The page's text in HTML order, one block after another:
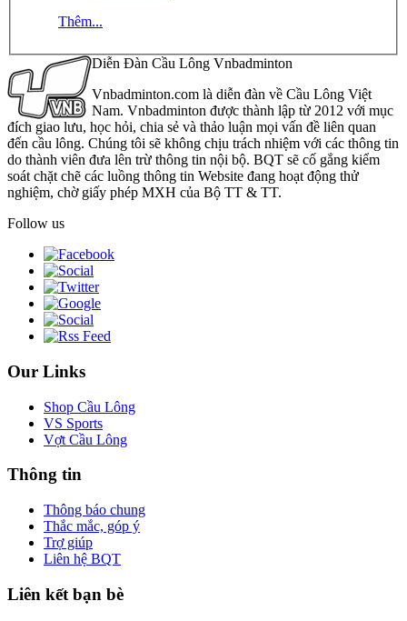
Thêm...
Diễn Đàn Cầu Lông Vnbadminton
Vnbadminton.com là diễn đàn về Cầu Lông Việt
Nam. Vnbadminton được thành lập từ 2012 với mục
đích giao lưu, học hỏi, chia sẻ và thảo luận mọi vấn đề liên quan
đến cầu lông. Chúng tôi sẽ không chịu trách nhiệm với các thông tin
do thành viên đưa lên trừ thông tin nội bộ. BQT sẽ cố gắng kiểm
soát chặt chẽ các luồng thông tin Website đang hoạt động thử
nghiệm, chờ giấy phép MXH của Bộ TT & TT.
Follow us
Our Links
Shop Cầu Lông
VS Sports
Vợt Cầu Lông
Thông tin
Thông báo chung
Thắc mắc, góp ý
Trợ giúp
Liên hệ BQT
Liên kết bạn bè